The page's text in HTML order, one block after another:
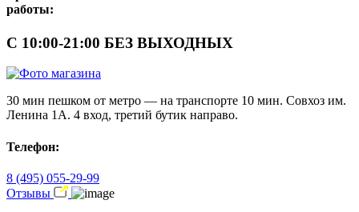
работы:
С 10:00-21:00 БЕЗ ВЫХОДНЫХ
30 мин пешком от метро — на транспорте 10 мин. Совхоз им.
Ленина 1А. 4 вход, третий бутик направо.
Телефон:
8 (495) 055-29-99
Отзывы